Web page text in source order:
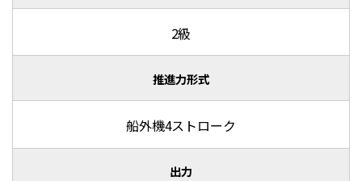
2級
推進力形式
船外機4ストローク
出力